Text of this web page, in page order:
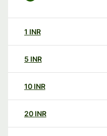
1 INR
5 INR
10 INR
20 INR